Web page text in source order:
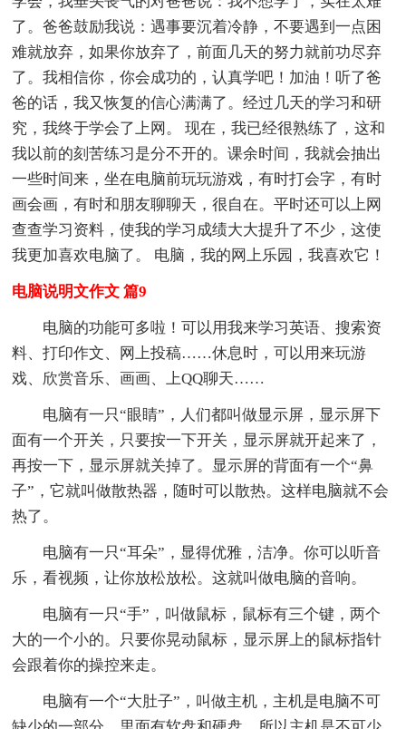
了。爸爸鼓励我说：遇事要沉着冷静，不要遇到一点困
难就放弃，如果你放弃了，前面几天的努力就前功尽弃
了。我相信你，你会成功的，认真学吧！加油！听了爸
爸的话，我又恢复的信心满满了。经过几天的学习和研
究，我终于学会了上网。 现在，我已经很熟练了，这和
我以前的刻苦练习是分不开的。课余时间，我就会抽出
一些时间来，坐在电脑前玩玩游戏，有时打会字，有时
画会画，有时和朋友聊聊天，很自在。平时还可以上网
查查学习资料，使我的学习成绩大大提升了不少，这使
我更加喜欢电脑了。 电脑，我的网上乐园，我喜欢它！
电脑说明文作文 篇9
电脑的功能可多啦！可以用我来学习英语、搜索资
料、打印作文、网上投稿……休息时，可以用来玩游
戏、欣赏音乐、画画、上QQ聊天……
电脑有一只“眼睛”，人们都叫做显示屏，显示屏下
面有一个开关，只要按一下开关，显示屏就开起来了，
再按一下，显示屏就关掉了。显示屏的背面有一个“鼻
子”，它就叫做散热器，随时可以散热。这样电脑就不会
热了。
电脑有一只“耳朵”，显得优雅，洁净。你可以听音
乐，看视频，让你放松放松。这就叫做电脑的音响。
电脑有一只“手”，叫做鼠标，鼠标有三个键，两个
大的一个小的。只要你晃动鼠标，显示屏上的鼠标指针
会跟着你的操控来走。
电脑有一个“大肚子”，叫做主机，主机是电脑不可